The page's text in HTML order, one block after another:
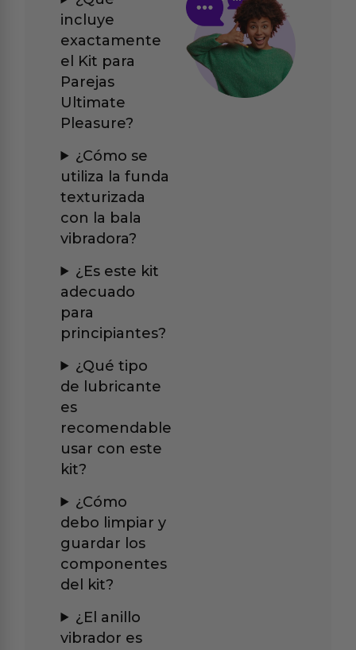
incluye
exactamente
el Kit para
Parejas
Ultimate
Pleasure?
¿Cómo se
utiliza la funda
texturizada
con la bala
vibradora?
¿Es este kit
adecuado
para
principiantes?
¿Qué tipo
de lubricante
es
recomendable
usar con este
kit?
¿Cómo
debo limpiar y
guardar los
componentes
del kit?
¿El anillo
vibrador es